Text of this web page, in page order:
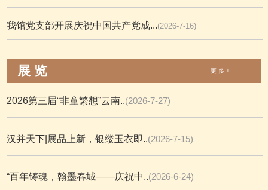
我馆党支部开展庆祝中国共产党成...(2026-7-16)
展 览 更 多 +
2026第三届“非童繁想”云南..(2026-7-27)
汉并天下|展品上新，银缕玉衣即..(2026-7-15)
“百年铸魂，翰墨春城——庆祝中..(2026-6-24)